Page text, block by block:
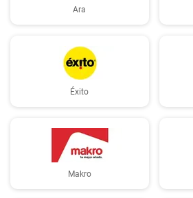
Ara
Éxito
Makro